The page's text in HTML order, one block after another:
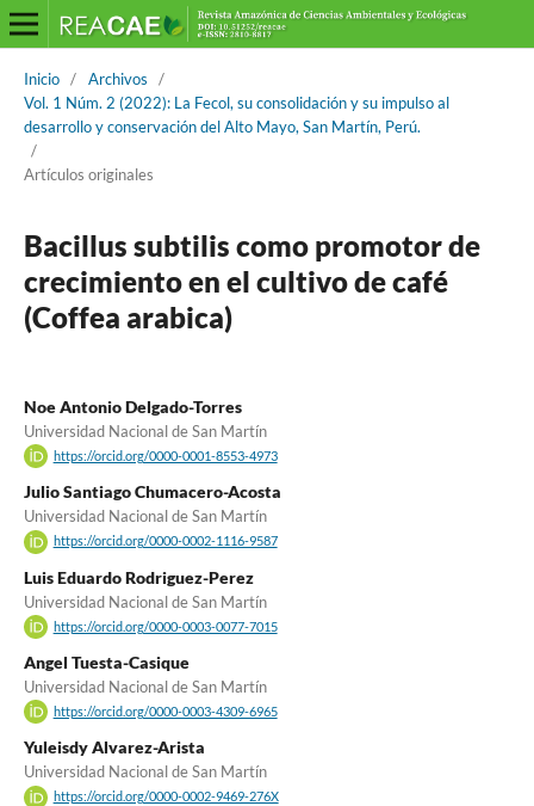
Inicio / Archivos
/
Vol. 1 Núm. 2 (2022): La Fecol, su consolidación y su impulso al
desarrollo y conservación del Alto Mayo, San Martín, Perú.
/
Artículos originales
Bacillus subtilis como promotor de
crecimiento en el cultivo de café
(Coffea arabica)
Noe Antonio Delgado-Torres
Universidad Nacional de San Martín
https://orcid.org/0000-0001-8553-4973
Julio Santiago Chumacero-Acosta
Universidad Nacional de San Martín
https://orcid.org/0000-0002-1116-9587
Luis Eduardo Rodriguez-Perez
Universidad Nacional de San Martín
https://orcid.org/0000-0003-0077-7015
Angel Tuesta-Casique
Universidad Nacional de San Martín
https://orcid.org/0000-0003-4309-6965
Yuleisdy Alvarez-Arista
Universidad Nacional de San Martín
https://orcid.org/0000-0002-9469-276X